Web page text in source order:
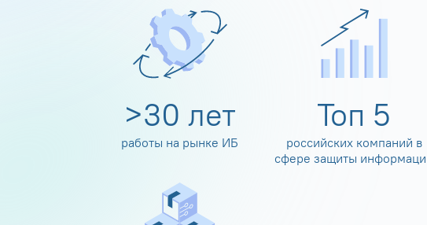
>30 лет
работы на рынке ИБ
Топ 5
российских компаний в
сфере защиты